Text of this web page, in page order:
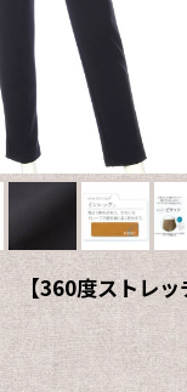
度ストレッ